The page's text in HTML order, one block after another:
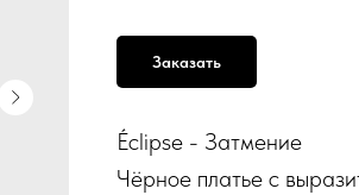
Заказать
Éclipse - Затмение
Чёрное платье с